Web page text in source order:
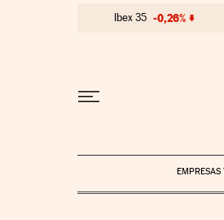
Ibex 35 -0,26%
EMPRESAS